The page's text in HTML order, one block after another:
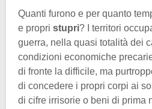
Quanti furono e per quanto
e propri stupri? I territori
guerra, nella quasi totalità dei
condizioni economiche
di fronte la difficile, ma
di concedere i propri corpi ai
di cifre irrisorie o beni di prima